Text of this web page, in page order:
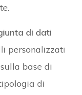
di dati
personalizzati
base di
di